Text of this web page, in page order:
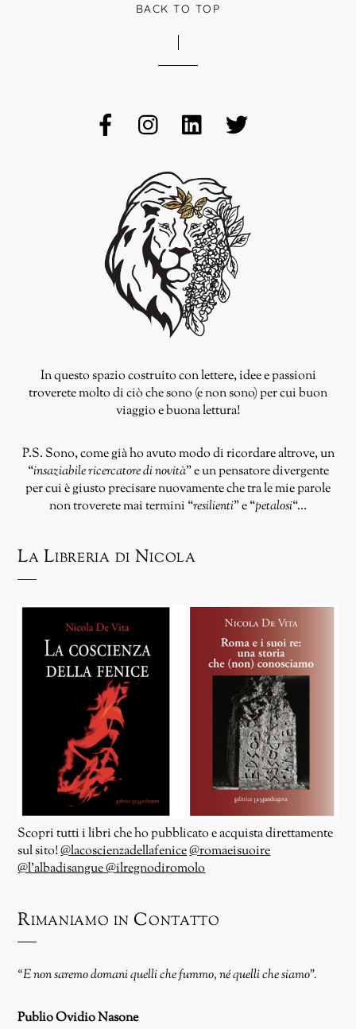
BACK TO TOP
In questo spazio costruito con lettere, idee e passioni
troverete molto di ciò che sono (e non sono) per cui buon
viaggio e buona lettura!
P.S. Sono, come già ho avuto modo di ricordare altrove, un
“insaziabile ricercatore di novità” e un pensatore divergente
per cui è giusto precisare nuovamente che tra le mie parole
non troverete mai termini “resilienti” e “petalosi“…
La Libreria di Nicola
Scopri tutti i libri che ho pubblicato e acquista direttamente
sul sito!@lacoscienzadellafenice@romaeisuoire
@l’albadisangue@ilregnodiromolo
Rimaniamo in Contatto
“E non saremo domani quelli che fummo, né quelli che siamo”.
Publio Ovidio Nasone